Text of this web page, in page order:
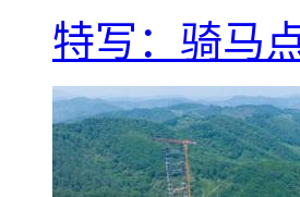
特写：骑马